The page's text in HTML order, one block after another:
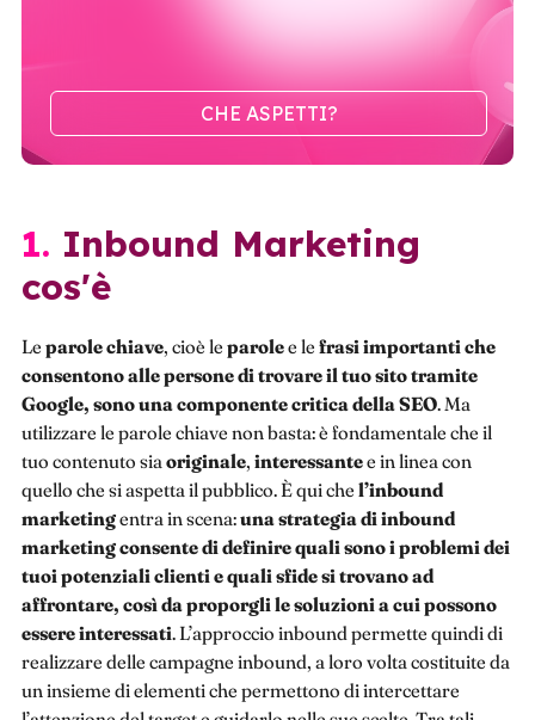
CHE ASPETTI?
1. Inbound Marketing
cos'è
Le parolechiave, cioè le parolee le frasi importanti che
consentono alle persone di trovare il tuo sito tramite
Google, sono una componente critica della SEO. Ma
utilizzare le parole chiave non basta: è fondamentale che il
tuo contenuto sia originale, interessantee in linea con
quello che si aspetta il pubblico. È qui che l’inbound
marketingentra in scena:una strategia di inbound
marketing consente di definire quali sono i problemi dei
tuoi potenziali clienti e quali sfide si trovano ad
affrontare, così da proporgli le soluzioni a cui possono
essere interessati. L’approccio inbound permette quindi di
realizzare delle campagne inbound, a loro volta costituite da
un insieme di elementi che permettono di intercettare